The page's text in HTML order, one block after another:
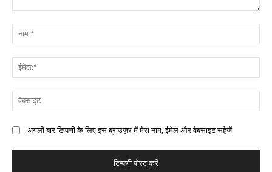
अगली बार टिप्पणी के लिए इस ब्राउज़र में मेरा नाम, ईमेल और वेबसाइट सहेजें